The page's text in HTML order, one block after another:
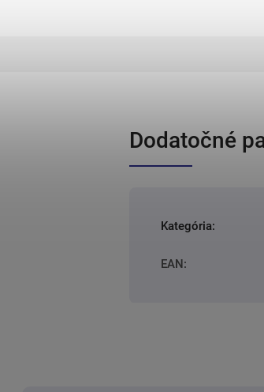
Dodatočné
Kategória:
EAN: